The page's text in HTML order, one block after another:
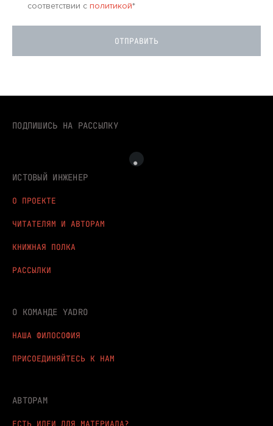
соответствии сполитикой*
ИСТОВЫЙ ИНЖЕНЕР
О ПРОЕКТЕ
ЧИТАТЕЛЯМ И АВТОРАМ
КНИЖНАЯ ПОЛКА
РАССЫЛКИ
О КОМАНДЕ YADRO
НАША ФИЛОСОФИЯ
ПРИСОЕДИНЯЙТЕСЬ К НАМ
АВТОРАМ
ПОДПИШИСЬ НА РАССЫЛКУ